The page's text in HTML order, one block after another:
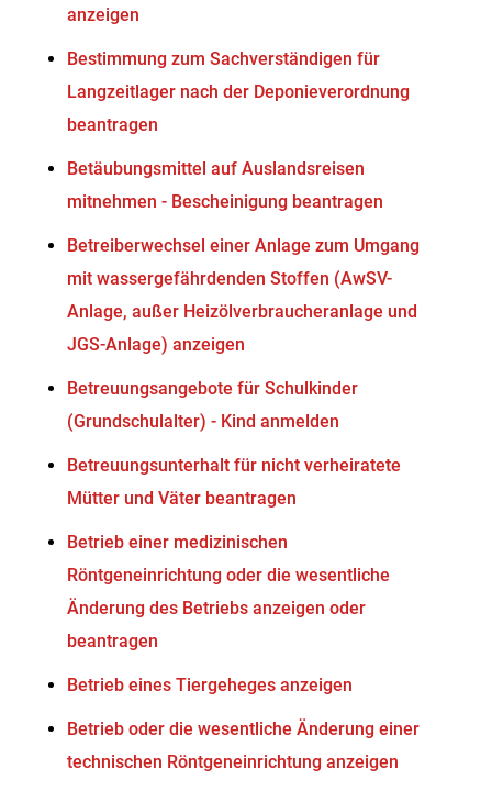
anzeigen
Bestimmung zum Sachverständigen für
Langzeitlager nach der Deponieverordnung
beantragen
Betäubungsmittel auf Auslandsreisen
mitnehmen - Bescheinigung beantragen
Betreiberwechsel einer Anlage zum Umgang
mit wassergefährdenden Stoffen (AwSV-
Anlage, außer Heizölverbraucheranlage und
JGS-Anlage) anzeigen
Betreuungsangebote für Schulkinder
(Grundschulalter) - Kind anmelden
Betreuungsunterhalt für nicht verheiratete
Mütter und Väter beantragen
Betrieb einer medizinischen
Röntgeneinrichtung oder die wesentliche
Änderung des Betriebs anzeigen oder
beantragen
Betrieb eines Tiergeheges anzeigen
Betrieb oder die wesentliche Änderung einer
technischen Röntgeneinrichtung anzeigen